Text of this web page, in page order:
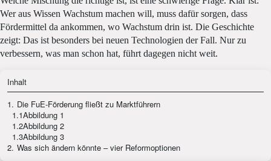
Wer aus Wissen Wachstum machen will, muss dafür sorgen, dass
Fördermittel da ankommen, wo Wachstum drin ist. Die Geschichte
zeigt: Das ist besonders bei neuen Technologien der Fall. Nur zu
verbessern, was man schon hat, führt dagegen nicht weit.
Inhalt
1. Die FuE-Förderung fließt zu Marktführern
1.1Abbildung 1
1.2Abbildung 2
1.3Abbildung 3
2. Was sich ändern könnte – vier Reformoptionen